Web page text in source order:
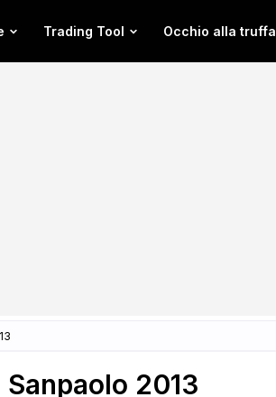
Trading Tool Occhio alla truffa
2013